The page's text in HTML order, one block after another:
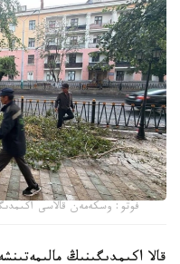
فوتو: وسكەمەن قالاسى
قالا اكىمدىگىنىڭ